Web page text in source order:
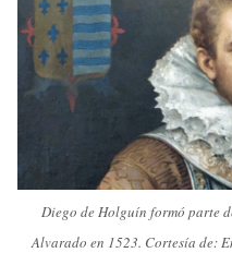
Diego de Holguín formó parte
Alvarado en 1523. Cortesía de: